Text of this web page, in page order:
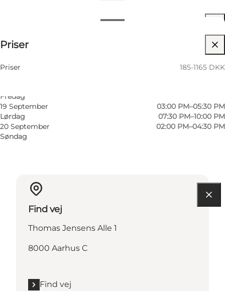
16 September
07:30 PM–10:00 PM
17 September
07:30 PM–10:00 PM
Fredag
19 September
Lørdag
03:00 PM–05:30 PM
07:30 PM–10:00 PM
20 September
Søndag
02:00 PM–04:30 PM
Priser
Priser 185-1165 DKK
Find vej
Thomas Jensens Alle 1
8000 Aarhus C
Find vej